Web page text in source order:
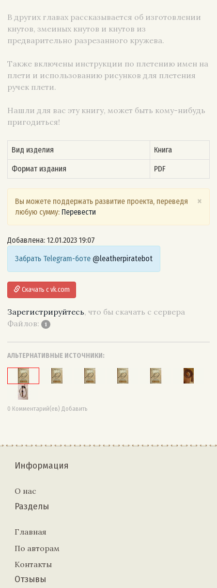
В других главах рассказывается об изготовлении
кнутов, змеиных кнутов и кнутов из
предварительно разрезанного кружева.
Также включены инструкции по плетению имен на
плети и использованию рисунков для плетения
ручек плети.
Нашли для вас эту книгу, может быть кому-нибудь
пригодиться!
Вид изделия Книга
Формат издания PDF
×
Вы можете поддержать развитие проекта, переведя
любую сумму: Перевести
Добавлена: 12.01.2023 19:07
Забрать Telegram-боте @leatherpiratebot
Скачать с vk.com
Зарегистрируйтесь, что бы скачать с сервера
Файлов:
1
АЛЬТЕРНАТИВНЫЕ ИСТОЧНИКИ:
0 Комментарий(ев) Добавить
Информация
О нас
Разделы
Главная
По авторам
Контакты
Отзывы